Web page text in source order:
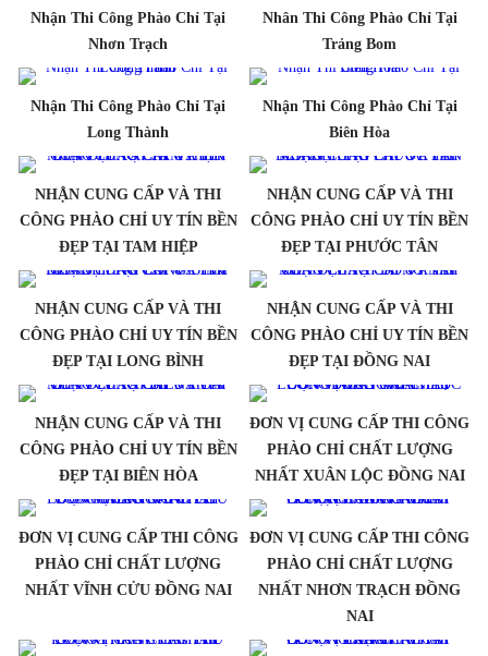
Nhận Thi Công Phào Chỉ Tại
Nhơn Trạch
Nhân Thi Công Phào Chỉ Tại
Trảng Bom
Nhận Thi Công Phào Chỉ Tại
Long Thành
Nhận Thi Công Phào Chỉ Tại
Biên Hòa
NHẬN CUNG CẤP VÀ THI
CÔNG PHÀO CHỈ UY TÍN BỀN
ĐẸP TẠI TAM HIỆP
NHẬN CUNG CẤP VÀ THI
CÔNG PHÀO CHỈ UY TÍN BỀN
ĐẸP TẠI PHƯỚC TÂN
NHẬN CUNG CẤP VÀ THI
CÔNG PHÀO CHỈ UY TÍN BỀN
ĐẸP TẠI LONG BÌNH
NHẬN CUNG CẤP VÀ THI
CÔNG PHÀO CHỈ UY TÍN BỀN
ĐẸP TẠI ĐỒNG NAI
NHẬN CUNG CẤP VÀ THI
CÔNG PHÀO CHỈ UY TÍN BỀN
ĐẸP TẠI BIÊN HÒA
ĐƠN VỊ CUNG CẤP THI CÔNG
PHÀO CHỈ CHẤT LƯỢNG
NHẤT XUÂN LỘC ĐỒNG NAI
ĐƠN VỊ CUNG CẤP THI CÔNG
PHÀO CHỈ CHẤT LƯỢNG
NHẤT VĨNH CỬU ĐỒNG NAI
ĐƠN VỊ CUNG CẤP THI CÔNG
PHÀO CHỈ CHẤT LƯỢNG
NHẤT NHƠN TRẠCH ĐỒNG
NAI